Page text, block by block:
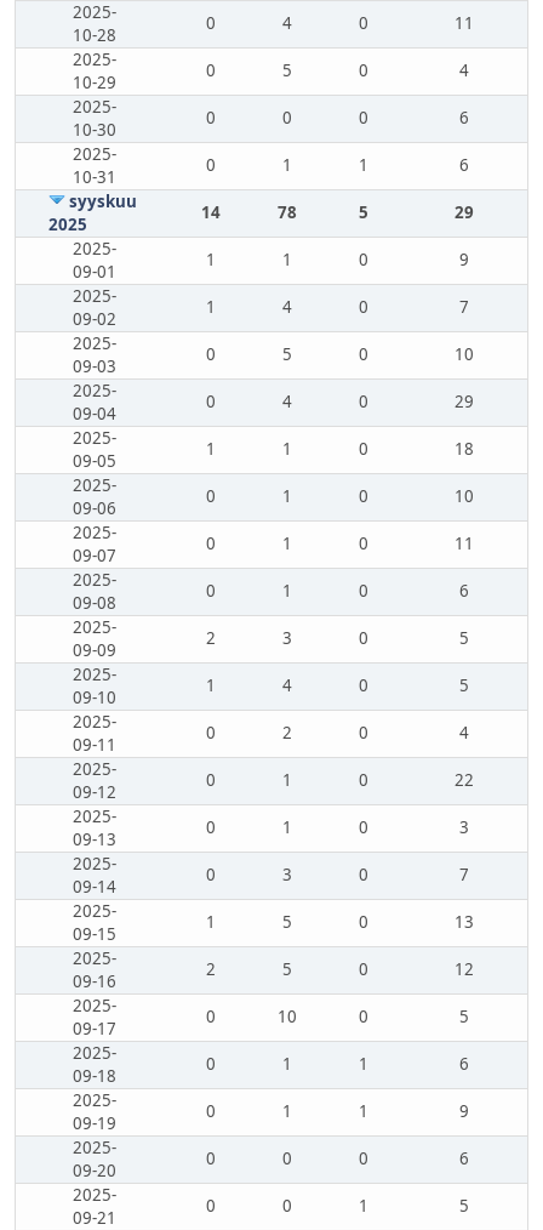
2025-
10-28
0 4 0
11
2025-
10-29
0 5 0
4
2025-
10-30
0 0 0
6
2025-
10-31
0 1 1
6
syyskuu
2025
14 78 5
29
2025-
09-01
1 1 0
9
2025-
09-02
1 4 0
7
2025-
09-03
0 5 0
10
2025-
09-04
0 4 0
29
2025-
09-05
1 1 0
18
2025-
09-06
0 1 0
10
2025-
09-07
0 1 0
11
2025-
09-08
0 1 0
6
2025-
09-09
2 3 0
5
2025-
09-10
1 4 0
5
2025-
09-11
0 2 0
4
2025-
09-12
0 1 0
22
2025-
09-13
0 1 0
3
2025-
09-14
0 3 0
7
2025-
09-15
1 5 0
13
2025-
09-16
2 5 0
12
2025-
09-17
0 10 0
5
2025-
09-18
0 1 1
6
2025-
09-19
0 1 1
9
2025-
09-20
0 0 0
6
2025-
09-21
0 0 1
5